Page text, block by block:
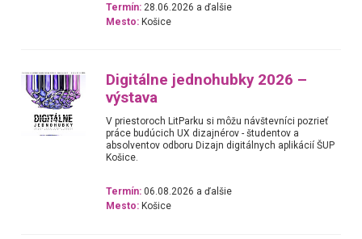
Termín: 28.06.2026 a ďalšie
Mesto: Košice
Digitálne jednohubky 2026 –
výstava
V priestoroch LitParku si môžu návštevníci pozrieť
práce budúcich UX dizajnérov - študentov a
absolventov odboru Dizajn digitálnych aplikácií ŠUP
Košice.
Termín: 06.08.2026 a ďalšie
Mesto: Košice